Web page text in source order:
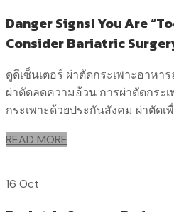
Danger Signs! You Are
Consider Bariatric
ดูดีเซ็นเตอร์ ผ่าตัดกระเพาะอาห
ผ่าตัดลดความอ้วน การผ่าตัดกระ
กระเพาะด้วยประกันสังคม ผ่าตัด
READ MORE
16 Oct